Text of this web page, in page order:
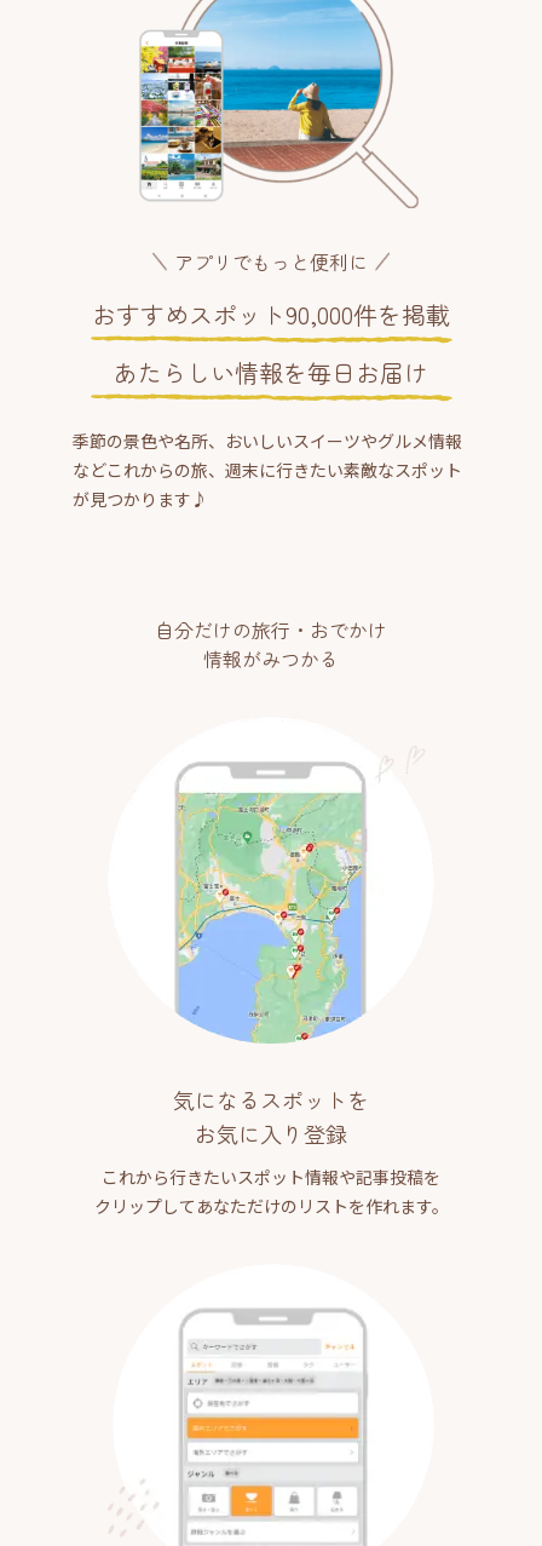
アプリでもっと便利に
おすすめスポット90,000件を掲載
あたらしい情報を毎日お届け
季節の景色や名所、おいしいスイーツやグルメ情報
などこれからの旅、週末に行きたい素敵なスポット
が見つかります♪
自分だけの旅行・おでかけ
情報がみつかる
気になるスポットを
お気に入り登録
これから行きたいスポット情報や記事投稿を
クリップしてあなただけのリストを作れます。